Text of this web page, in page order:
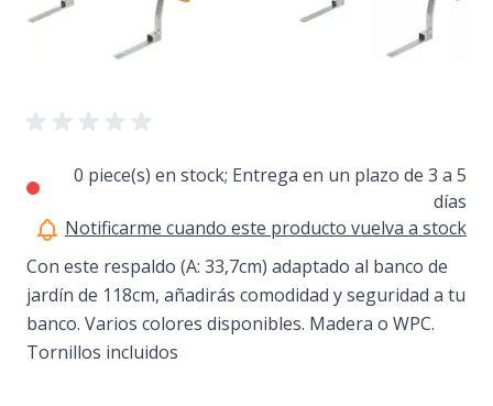
0 piece(s) en stock; Entrega en un plazo de 3 a 5
días
Notificarme cuando este producto vuelva a stock
Con este respaldo (A: 33,7cm) adaptado al banco de
jardín de 118cm, añadirás comodidad y seguridad a tu
banco. Varios colores disponibles. Madera o WPC.
Tornillos incluidos